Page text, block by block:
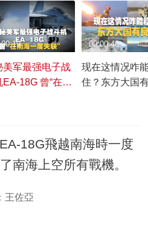
美军最强电子战
EA-18G 曾“在南
现在这情况咋
住？东方大国
00:00:48
18G飛越南海時一度
南海上空所有戰機。
王佐亞